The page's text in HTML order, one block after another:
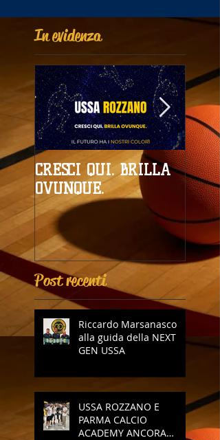
In evidenza
CRESCI QUI. BRILLA
OVUNQUE.
boa
Post recenti
Riccardo Marsanasco
alla guida della NEXT
GEN USSA
USSA ROZZANO E
PARMA CALCIO
ACADEMY ANCORA